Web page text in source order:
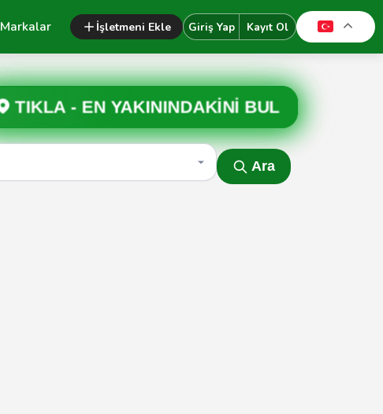
Markalar İşletmeni Ekle Giriş Yap Kayıt Ol
TIKLA -EN YAKININDAKİNİ BUL
Ara